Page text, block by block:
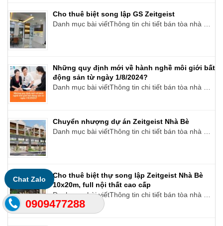
Cho thuê biệt song lập GS Zeitgeist
Danh mục bài viếtThông tin chi tiết bán tòa nhà …
Những quy định mới về hành nghề môi giới bất
động sản từ ngày 1/8/2024?
Danh mục bài viếtThông tin chi tiết bán tòa nhà …
Chuyển nhượng dự án Zeitgeist Nhà Bè
Danh mục bài viếtThông tin chi tiết bán tòa nhà …
Cho thuê biệt thự song lập Zeitgeist Nhà Bè
10x20m, full nội thất cao cấp
Danh mục bài viếtThông tin chi tiết bán tòa nhà …
Chat Zalo
0909477288